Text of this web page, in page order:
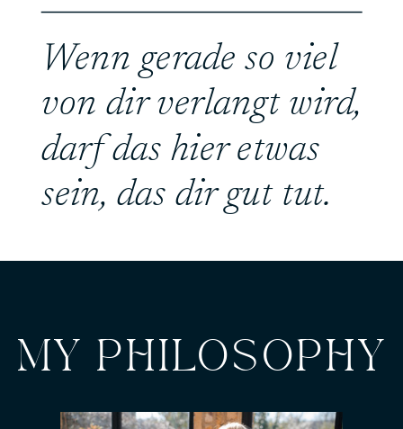
Wenn gerade so viel
von dir verlangt wird,
darf das hier etwas
sein, das dir gut tut.
MY PHILOSOPHY